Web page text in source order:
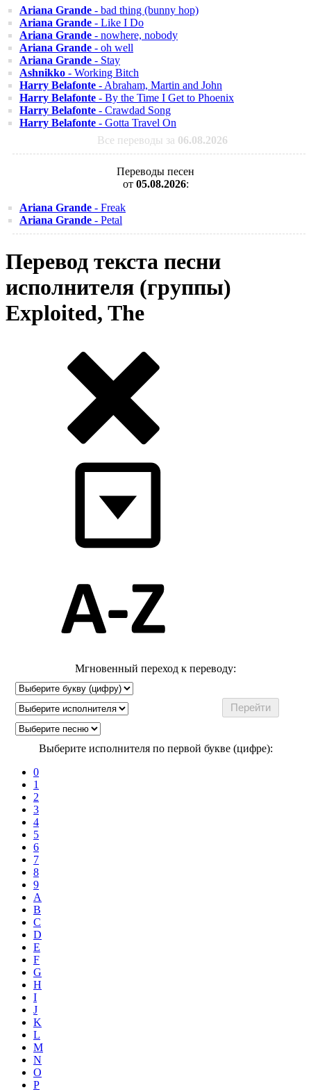
Ariana Grande - bad thing (bunny hop)
Ariana Grande - Like I Do
Ariana Grande - nowhere, nobody
Ariana Grande - oh well
Ariana Grande - Stay
Ashnikko - Working Bitch
Harry Belafonte - Abraham, Martin and John
Harry Belafonte - By the Time I Get to Phoenix
Harry Belafonte - Crawdad Song
Harry Belafonte - Gotta Travel On
Все переводы за 06.08.2026
Переводы песен
от 05.08.2026:
Ariana Grande - Freak
Ariana Grande - Petal
Перевод текста песни
исполнителя (группы)
Exploited, The
Мгновенный переход к переводу:
Выберите исполнителя по первой букве (цифре):
0
1
2
3
4
5
6
7
8
9
A
B
C
D
E
F
G
H
I
J
K
L
M
N
O
P